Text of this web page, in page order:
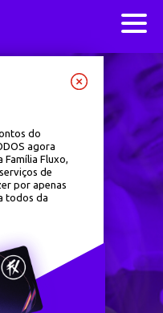
do
agora
Família Fluxo,
de
por apenas
todos da
descontos em